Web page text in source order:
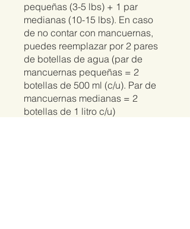
pequeñas (3-5 lbs) + 1 par
medianas (10-15 lbs). En caso
de no contar con mancuernas,
puedes reemplazar por 2 pares
de botellas de agua (par de
mancuernas pequeñas = 2
botellas de 500 ml (c/u). Par de
mancuernas medianas = 2
botellas de 1 litro c/u)